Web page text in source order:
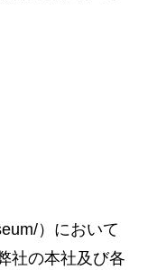
）において
社の本社及び各